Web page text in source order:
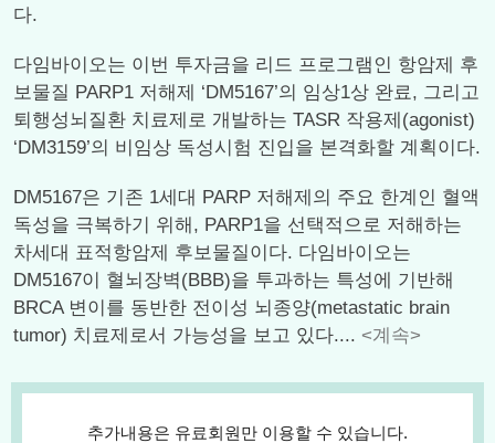
다.
다임바이오는 이번 투자금을 리드 프로그램인 항암제 후
보물질 PARP1 저해제 ‘DM5167’의 임상1상 완료, 그리고
퇴행성뇌질환 치료제로 개발하는 TASR 작용제(agonist)
‘DM3159’의 비임상 독성시험 진입을 본격화할 계획이다.
DM5167은 기존 1세대 PARP 저해제의 주요 한계인 혈액
독성을 극복하기 위해, PARP1을 선택적으로 저해하는
차세대 표적항암제 후보물질이다. 다임바이오는
DM5167이 혈뇌장벽(BBB)을 투과하는 특성에 기반해
BRCA 변이를 동반한 전이성 뇌종양(metastatic brain
tumor) 치료제로서 가능성을 보고 있다.... <계속>
추가내용은 유료회원만 이용할 수 있습니다.